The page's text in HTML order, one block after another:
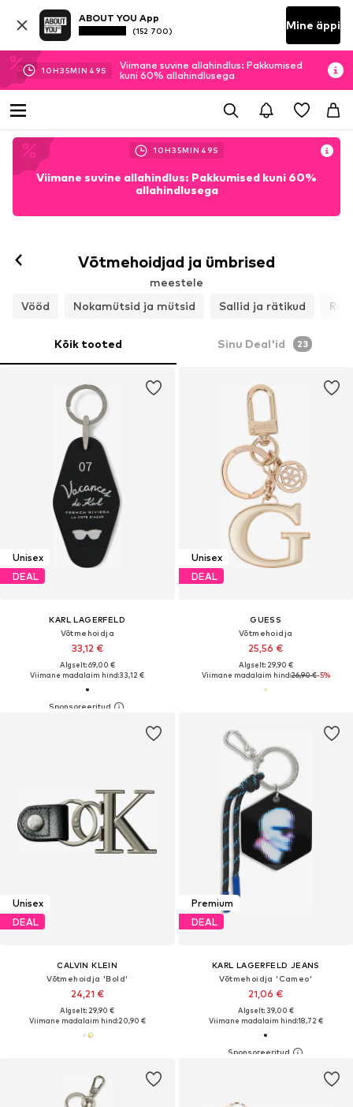
ABOUT YOU App
(152 700) Mine äppi
10H35MIN 48S
Viimane suvine allahindlus: Pakkumised
kuni 60% allahindlusega
10H35MIN 48S
Viimane suvine allahindlus: Pakkumised kuni 60%
allahindlusega
Võtmehoidjad ja ümbrised
meestele
Vööd
Nokamütsid ja mütsid Sallid ja rätikud
Kõik tooted Sinu Deal'id 23
Unisex
DEAL
KARL LAGERFELD
Võtmehoidja
33,12 €
Algselt: 69,00 €
Viimane madalaim hind:33,12 €
Unisex
DEAL
GUESS
Võtmehoidja
25,56 €
Algselt: 29,90 €
Viimane madalaim hind:26,90 €-5%
Unisex
DEAL
CALVIN KLEIN
Võtmehoidja 'Bold'
24,21 €
Algselt: 29,90 €
Viimane madalaim hind:20,90 €
Premium
DEAL
KARL LAGERFELD JEANS
Võtmehoidja 'Cameo'
21,06 €
Algselt: 39,00 €
Viimane madalaim hind:18,72 €